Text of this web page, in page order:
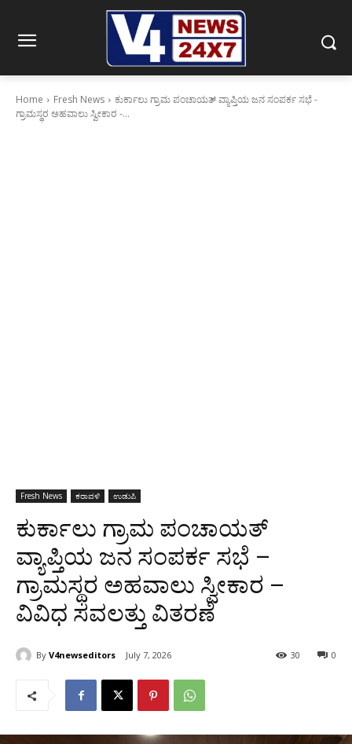
Home Fresh News
ಕುರ್ಕಾಲು ಗ್ರಾಮ ಪಂಚಾಯತ್ ವ್ಯಾಪ್ತಿಯ ಜನ ಸಂಪರ್ಕ ಸಭೆ -
ಗ್ರಾಮಸ್ಥರ ಅಹವಾಲು ಸ್ವೀಕಾರ -...
Fresh News ಕರಾವಳಿ ಉಡುಪಿ
ಕುರ್ಕಾಲು ಗ್ರಾಮ ಪಂಚಾಯತ್
ವ್ಯಾಪ್ತಿಯ ಜನ ಸಂಪರ್ಕ ಸಭೆ –
ಗ್ರಾಮಸ್ಥರ ಅಹವಾಲು ಸ್ವೀಕಾರ –
ವಿವಿಧ ಸವಲತ್ತು ವಿತರಣೆ
By V4newseditors July 7, 2026 0
30